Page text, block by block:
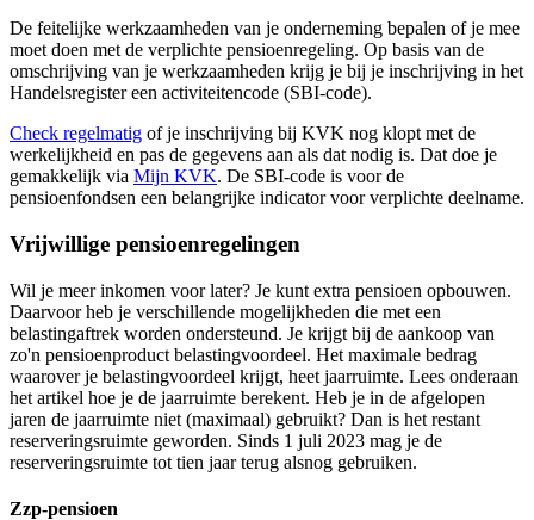
De feitelijke werkzaamheden van je onderneming bepalen of je mee
moet doen met de verplichte pensioenregeling. Op basis van de
omschrijving van je werkzaamheden krijg je bij je inschrijving in het
Handelsregister een activiteitencode (SBI-code).
Check regelmatig of je inschrijving bij KVK nog klopt met de
werkelijkheid en pas de gegevens aan als dat nodig is. Dat doe je
gemakkelijk via Mijn KVK. De SBI-code is voor de
pensioenfondsen een belangrijke indicator voor verplichte deelname.
Vrijwillige pensioenregelingen
Wil je meer inkomen voor later? Je kunt extra pensioen opbouwen.
Daarvoor heb je verschillende mogelijkheden die met een
belastingaftrek worden ondersteund. Je krijgt bij de aankoop van
zo'n pensioenproduct belastingvoordeel. Het maximale bedrag
waarover je belastingvoordeel krijgt, heet jaarruimte. Lees onderaan
het artikel hoe je de jaarruimte berekent. Heb je in de afgelopen
jaren de jaarruimte niet (maximaal) gebruikt? Dan is het restant
reserveringsruimte geworden. Sinds 1 juli 2023 mag je de
reserveringsruimte tot tien jaar terug alsnog gebruiken.
Zzp-pensioen